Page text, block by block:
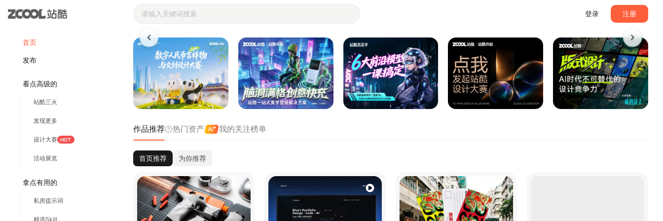
首页
发布
看点高级的
站酷三火
发现更多
设计大赛 HOT
活动展览
拿点有用的
私房提示词
精选Skill
登录 注册
站酷ZCOOL - 设计师们都在站酷
作品推荐 热门资产 我的关注榜单
首页推荐 为你推荐